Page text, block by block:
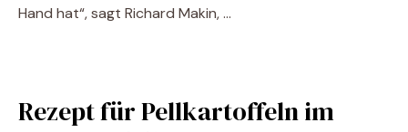
Hand hat“, sagt Richard Makin, …
Rezept für Pellkartoffeln im